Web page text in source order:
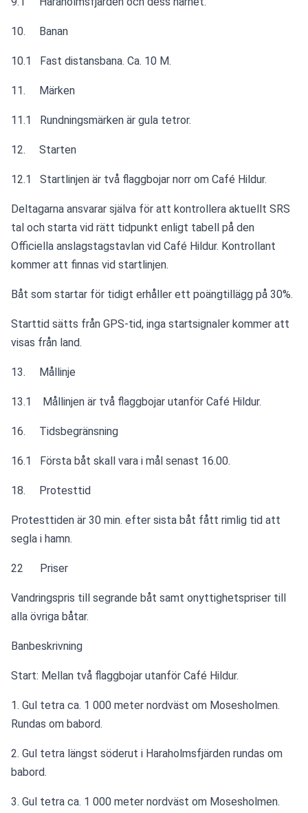
10.     Banan
10.1   Fast distansbana. Ca. 10 M.
11.     Märken
11.1   Rundningsmärken är gula tetror.
12.     Starten
12.1   Startlinjen är två flaggbojar norr om Café Hildur.
Deltagarna ansvarar själva för att kontrollera aktuellt SRS
tal och starta vid rätt tidpunkt enligt tabell på den
Officiella anslagstagstavlan vid Café Hildur. Kontrollant
kommer att finnas vid startlinjen.
Båt som startar för tidigt erhåller ett poängtillägg på 30%.
Starttid sätts från GPS-tid, inga startsignaler kommer att
visas från land.
13.     Mållinje
13.1    Mållinjen är två flaggbojar utanför Café Hildur.
16.     Tidsbegränsning
16.1   Första båt skall vara i mål senast 16.00.
18.     Protesttid
Protesttiden är 30 min. efter sista båt fått rimlig tid att
segla i hamn.
22      Priser
Vandringspris till segrande båt samt onyttighetspriser till
alla övriga båtar.
Banbeskrivning
Start: Mellan två flaggbojar utanför Café Hildur.
1. Gul tetra ca. 1 000 meter nordväst om Mosesholmen.
Rundas om babord.
2. Gul tetra längst söderut i Haraholmsfjärden rundas om
babord.
3. Gul tetra ca. 1 000 meter nordväst om Mosesholmen.